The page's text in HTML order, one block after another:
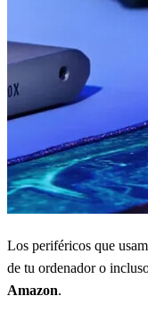
Los periféricos que
de tu ordenador o
Amazon.